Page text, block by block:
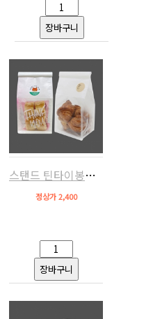
스탠드 틴타이봉투130(화이트,10장)
정상가 2,400